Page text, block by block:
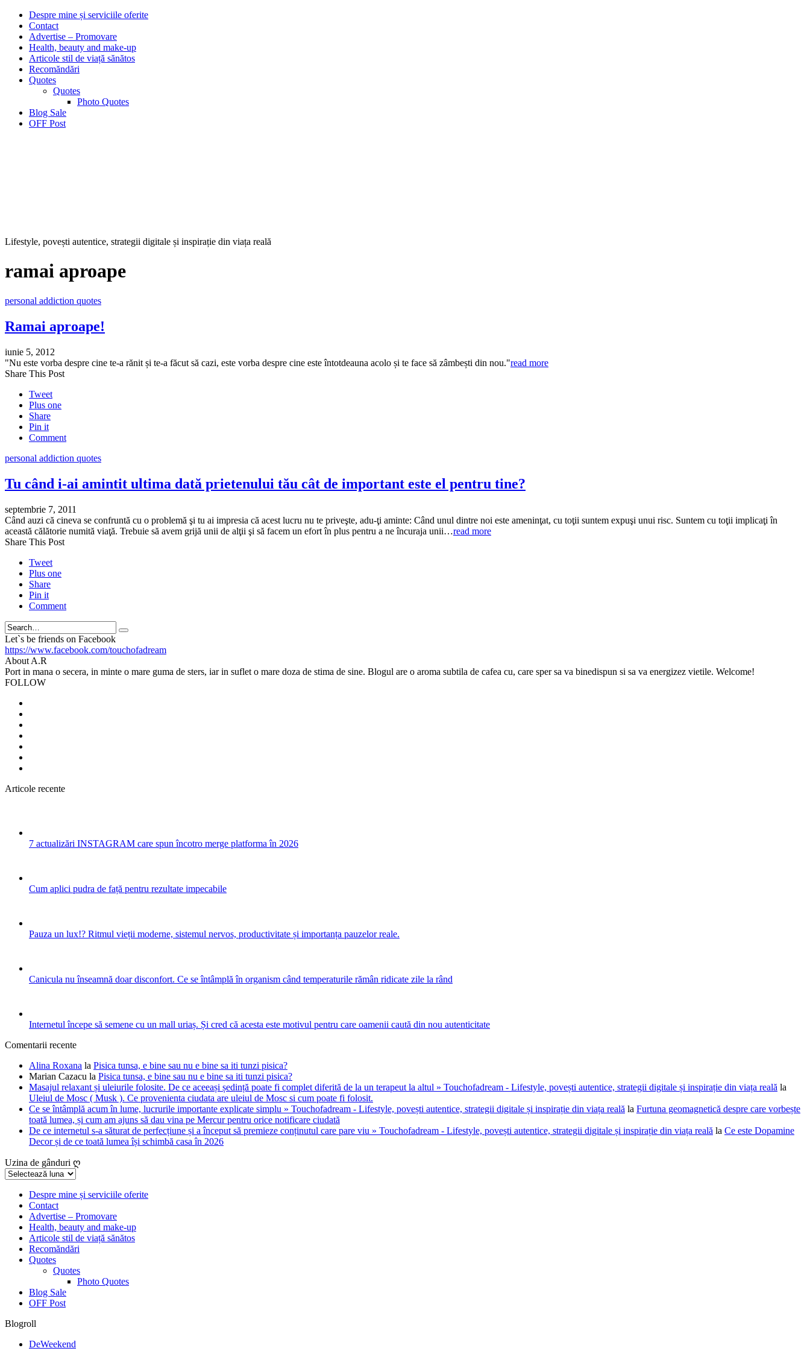
Despre mine și serviciile oferite
Contact
Advertise – Promovare
Health, beauty and make-up
Articole stil de viață sănătos
Recomăndări
Quotes
Quotes
Photo Quotes
Blog Sale
OFF Post
Lifestyle, povești autentice, strategii digitale și inspirație din viața reală
ramai aproape
personal addiction quotes
Ramai aproape!
iunie 5, 2012
"Nu este vorba despre cine te-a rănit și te-a făcut să cazi, este vorba despre cine este întotdeauna acolo și te face să zâmbești din nou."read more
Share This Post
Tweet
Plus one
Share
Pin it
Comment
personal addiction quotes
Tu când i-ai amintit ultima dată prietenului tău cât de important este el pentru tine?
septembrie 7, 2011
Când auzi că cineva se confruntă cu o problemă şi tu ai impresia că acest lucru nu te priveşte, adu-ţi aminte: Când unul dintre noi este ameninţat, cu toţii suntem expuşi unui risc. Suntem cu toţii implicaţi în
această călătorie numită viaţă. Trebuie să avem grijă unii de alţii şi să facem un efort în plus pentru a ne încuraja unii…read more
Share This Post
Tweet
Plus one
Share
Pin it
Comment
Search
Let`s be friends on Facebook
https://www.facebook.com/touchofadream
About A.R
Port in mana o secera, in minte o mare guma de sters, iar in suflet o mare doza de stima de sine. Blogul are o aroma subtila de cafea cu, care sper sa va binedispun si sa va energizez vietile. Welcome!
FOLLOW
Articole recente
7 actualizări INSTAGRAM care spun încotro merge platforma în 2026
Cum aplici pudra de față pentru rezultate impecabile
Pauza un lux!? Ritmul vieții moderne, sistemul nervos, productivitate și importanța pauzelor reale.
Canicula nu înseamnă doar disconfort. Ce se întâmplă în organism când temperaturile rămân ridicate zile la rând
Internetul începe să semene cu un mall uriaș. Și cred că acesta este motivul pentru care oamenii caută din nou autenticitate
Comentarii recente
Alina Roxana la Pisica tunsa, e bine sau nu e bine sa iti tunzi pisica?
Marian Cazacu la Pisica tunsa, e bine sau nu e bine sa iti tunzi pisica?
Masajul relaxant și uleiurile folosite. De ce aceeași ședință poate fi complet diferită de la un terapeut la altul » Touchofadream - Lifestyle, povești autentice, strategii digitale și inspirație din viața reală la
Uleiul de Mosc ( Musk ). Ce provenienta ciudata are uleiul de Mosc si cum poate fi folosit.
Ce se întâmplă acum în lume, lucrurile importante explicate simplu » Touchofadream - Lifestyle, povești autentice, strategii digitale și inspirație din viața reală la Furtuna geomagnetică despre care vorbește
toată lumea, și cum am ajuns să dau vina pe Mercur pentru orice notificare ciudată
De ce internetul s-a săturat de perfecțiune și a început să premieze conținutul care pare viu » Touchofadream - Lifestyle, povești autentice, strategii digitale și inspirație din viața reală la Ce este Dopamine
Decor și de ce toată lumea își schimbă casa în 2026
Uzina de gânduri ღ
Uzina
gânduriDespre mine și serviciile oferite
Contact
Advertise – Promovare
Health, beauty and make-up
Articole stil de viață sănătos
Recomăndări
Quotes
Quotes
Photo Quotes
Blog Sale
OFF Post
Blogroll
DeWeekend